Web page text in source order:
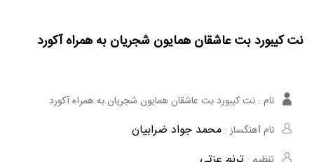
نت کیبورد بت عاشقان همایون شجریان به همراه آکورد
نام : نت کیبورد بت عاشقان همایون شجریان به همراه آکورد
نام آهنگساز : محمد جواد ضرابیان